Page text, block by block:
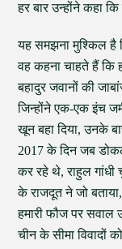
हर बार उन्होंने कहा
यह समझना मुश्किल है
वह कहना चाहते हैं कि
बहादुर जवानों की
जिन्होंने एक-एक इंच
खून बहा दिया, उनके
2017 के दिन जब
कर रहे थे, राहुल
के राजदूत ने जो
हमारी फौज पर
चीन के सीमा विवादों